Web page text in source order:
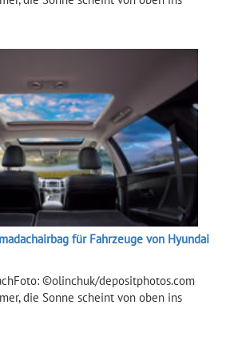
für Fahrzeuge von Hyundai
©olinchuk/depositphotos.com
die Sonne scheint von oben ins